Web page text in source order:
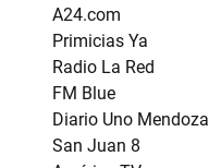
A24.com
Primicias Ya
Radio La Red
FM Blue
Diario Uno Mendoza
San Juan 8